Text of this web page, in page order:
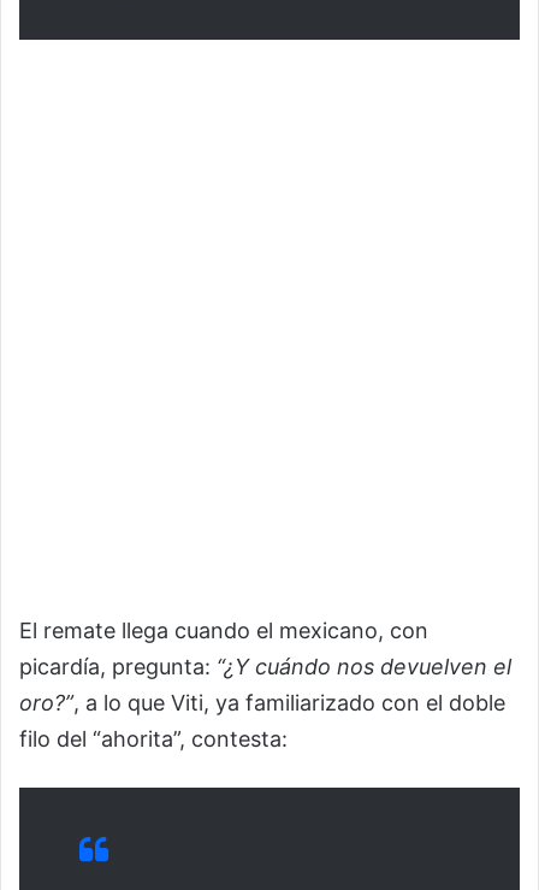
El remate llega cuando el mexicano, con
picardía, pregunta: “¿Y cuándo nos devuelven el
oro?”, a lo que Viti, ya familiarizado con el doble
filo del “ahorita”, contesta: